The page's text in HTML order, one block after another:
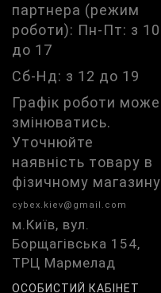
партнера (режим
роботи): Пн-Пт: з 10
до 17
Сб-Нд: з 12 до 19
Графік роботи може
змінюватись.
Уточнюйте
наявність товару в
фізичному магазину
cybex.kiev@gmail.com
м.Київ, вул.
Борщагівська 154,
ТРЦ Мармелад
ОСОБИСТИЙ КАБІНЕТ